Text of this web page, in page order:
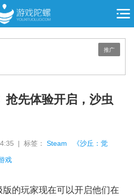
推广
抢先体验开启，沙虫
| 标签：Steam 《沙丘：觉
戏
的玩家现在可以开启他们在